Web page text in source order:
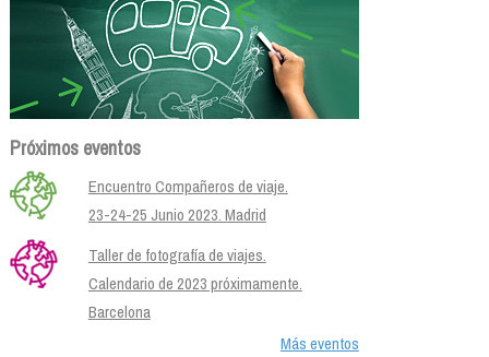
Próximos eventos
Encuentro Compañeros de viaje.
23-24-25 Junio 2023. Madrid
Taller de fotografía de viajes.
Calendario de 2023 próximamente.
Barcelona
Más eventos